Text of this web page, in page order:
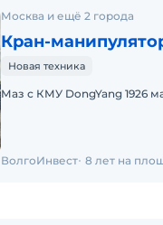
Москва и ещё 2 города
Кран-
Новая техника
Маз с КМУ DongYang 1926
ВолгоИнвест 8 лет на